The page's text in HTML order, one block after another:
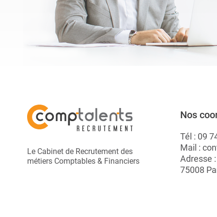
Le Cabinet de Recrutement des
métiers Comptables & Financiers
Nos
Tél : 09
Mail :
Adresse
75008